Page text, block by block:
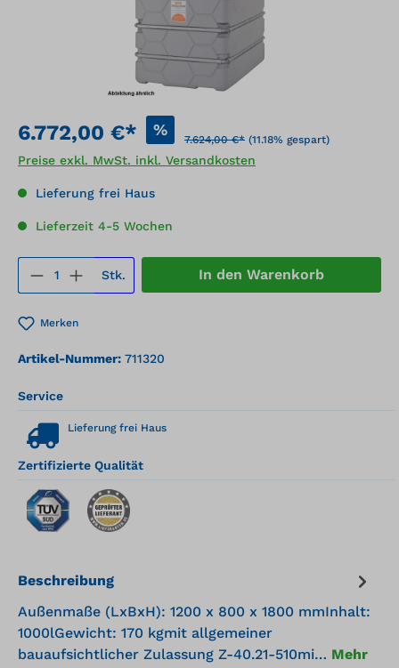
6.772,00 €* %
7.624,00 €* (11.18% gespart)
Preise exkl. MwSt. inkl. Versandkosten
Lieferung frei Haus
Lieferzeit 4-5 Wochen
Produkt Anzahl: Gib den
Stk. In den Warenkorb
Merken
Artikel-Nummer: 711320
Service
Lieferung frei Haus
Zertifizierte Qualität
Beschreibung
Außenmaße (LxBxH): 1200 x 800 x 1800 mmInhalt:
1000lGewicht: 170 kgmit allgemeiner
bauaufsichtlicher Zulassung Z-40.21-510mi… Mehr